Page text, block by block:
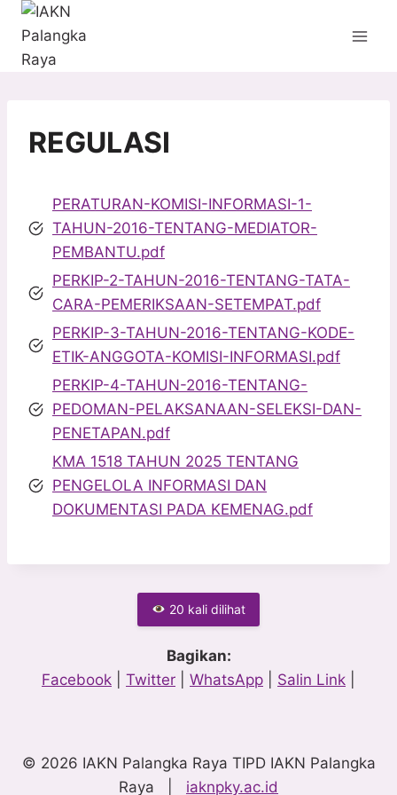
Skip
content
REGULASI
PERATURAN-KOMISI-INFORMASI-1-
TAHUN-2016-TENTANG-MEDIATOR-
PEMBANTU.pdf
PERKIP-2-TAHUN-2016-TENTANG-TATA-
CARA-PEMERIKSAAN-SETEMPAT.pdf
PERKIP-3-TAHUN-2016-TENTANG-KODE-
ETIK-ANGGOTA-KOMISI-INFORMASI.pdf
PERKIP-4-TAHUN-2016-TENTANG-
PEDOMAN-PELAKSANAAN-SELEKSI-DAN-
PENETAPAN.pdf
KMA 1518 TAHUN 2025 TENTANG
PENGELOLA INFORMASI DAN
DOKUMENTASI PADA KEMENAG.pdf
20 kali dilihat
Bagikan:
Facebook
Twitter WhatsApp Salin Link
© 2026 IAKN Palangka Raya TIPD IAKN Palangka
Raya | iaknpky.ac.id